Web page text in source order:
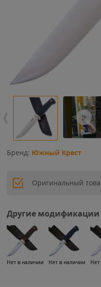
Бренд: Южный Крест
Оригинальный
Другие модификации
Нет в наличии Нет в наличии Нет